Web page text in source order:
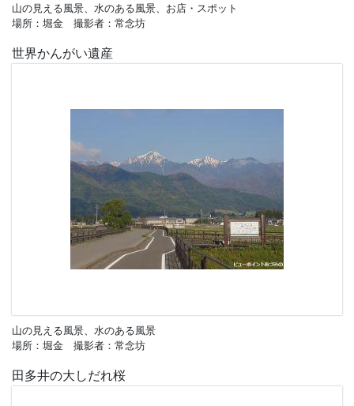
山の見える風景、水のある風景、お店・スポット
場所：堀金 撮影者：常念坊
世界かんがい遺産
山の見える風景、水のある風景
場所：堀金 撮影者：常念坊
田多井の大しだれ桜